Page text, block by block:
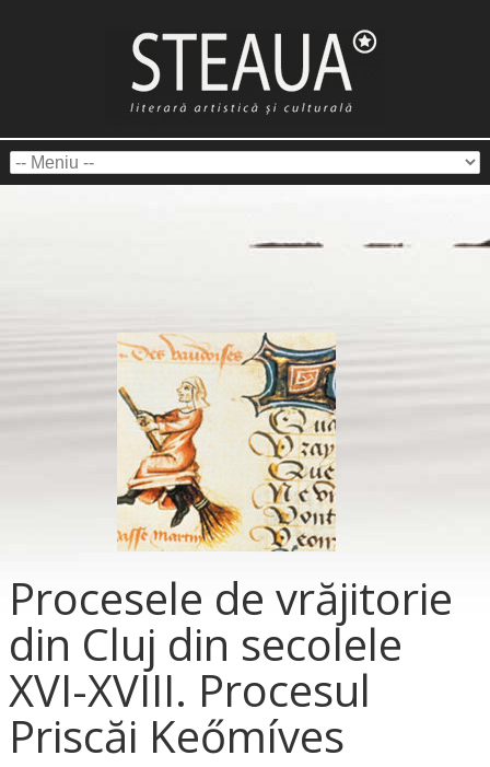
Procesele de vrăjitorie
din Cluj din secolele
XVI-XVIII. Procesul
Priscăi Keőmíves